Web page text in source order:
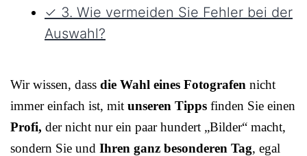
✓ 3. Wie vermeiden Sie Fehler bei der
Auswahl?
Wir wissen, dass die Wahl eines Fotografen nicht
immer einfach ist, mit unseren Tipps finden Sie einen
Profi, der nicht nur ein paar hundert „Bilder“ macht,
sondern Sie und Ihren ganz besonderen Tag, egal